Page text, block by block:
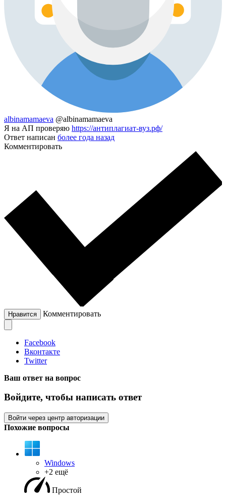
albinamamaeva @albinamamaeva
Я на АП проверяю https://антиплагиат-вуз.рф/
Ответ написан более года назад
Комментировать
Нравится Комментировать
Facebook
Вконтакте
Twitter
Ваш ответ на вопрос
Войдите, чтобы написать ответ
Войти через центр авторизации
Похожие вопросы
Windows
+2 ещё
Простой